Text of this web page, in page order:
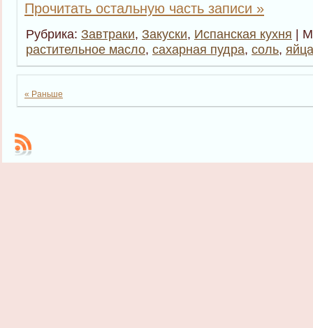
Прочитать остальную часть записи »
Рубрика: Завтраки, Закуски, Испанская кухня |
растительное масло, сахарная пудра, соль, яйца
« Раньше